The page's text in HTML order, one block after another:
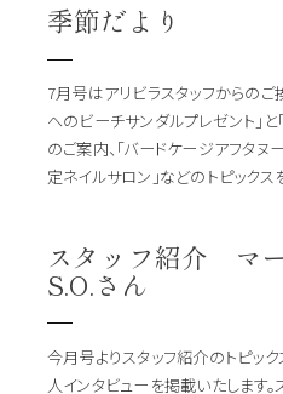
季節だより
7月号はアリビラスタッフからのご
へのビーチサンダルプレゼント」と
のご案内、「バードケージアフタヌ
定ネイルサロン」などのトピックス
スタッフ紹介 マ
S.O.さん
今月号よりスタッフ紹介のトピック
人インタビューを掲載いたします